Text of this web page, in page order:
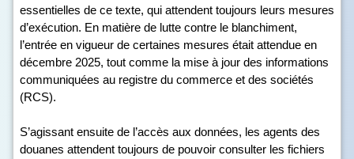
essentielles de ce texte, qui attendent toujours leurs mesures
d’exécution. En matière de lutte contre le blanchiment,
l’entrée en vigueur de certaines mesures était attendue en
décembre 2025, tout comme la mise à jour des informations
communiquées au registre du commerce et des sociétés
(RCS).
S’agissant ensuite de l’accès aux données, les agents des
douanes attendent toujours de pouvoir consulter les fichiers